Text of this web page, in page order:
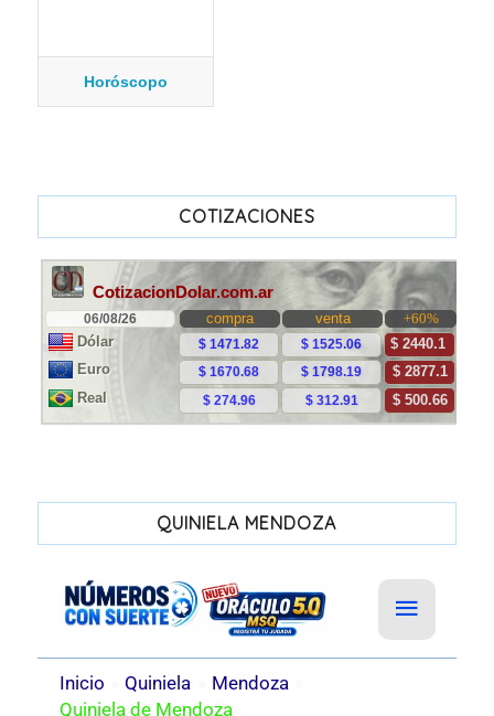
Horóscopo
COTIZACIONES
QUINIELA MENDOZA